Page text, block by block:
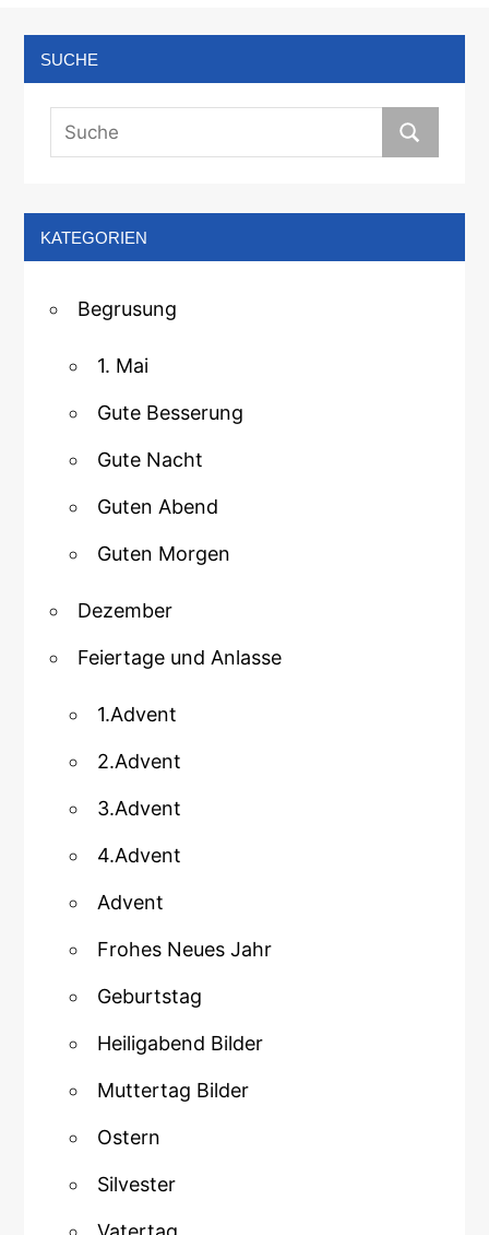
SUCHE
KATEGORIEN
Begrusung
1. Mai
Gute Besserung
Gute Nacht
Guten Abend
Guten Morgen
Dezember
Feiertage und Anlasse
1.Advent
2.Advent
3.Advent
4.Advent
Advent
Frohes Neues Jahr
Geburtstag
Heiligabend Bilder
Muttertag Bilder
Ostern
Silvester